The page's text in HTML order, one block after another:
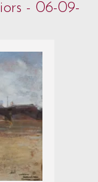
- 06-09-